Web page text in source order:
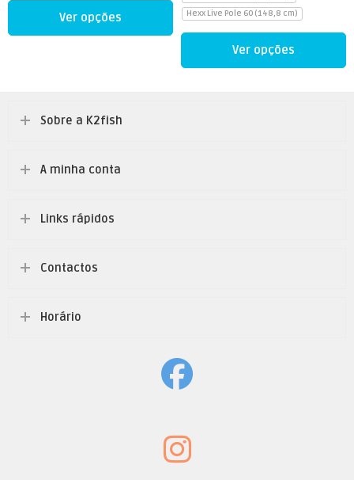
Ver opções
Hexx Live Pole 60 (148,8 cm)
Ver opções
Sobre a K2fish
A minha conta
Links rápidos
Contactos
Horário